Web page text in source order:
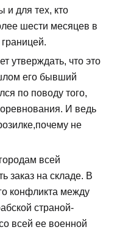
и для тех, кто
шести месяцев в
утверждать, что это
его бывший
по поводу того,
И ведь
не
всей
заказ на складе. В
конфликта между
страной-
всей ее военной